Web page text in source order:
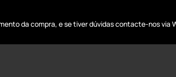
da compra, e se tiver dúvidas contacte-nos via